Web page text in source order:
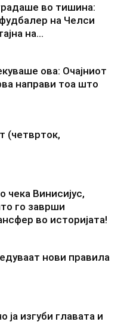
во тишина:
на Челси
на...
ова: Очајниот
направи тоа што
(четврток,
чека Винисијус,
го заврши
во историјата!
нови правила
ја изгуби главата и